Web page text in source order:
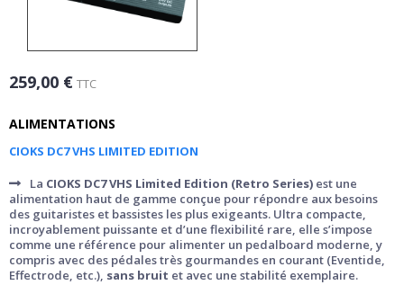
259,00 € TTC
ALIMENTATIONS
CIOKS DC7 VHS LIMITED EDITION
La CIOKS DC7 VHS Limited Edition (Retro Series) est une
alimentation haut de gamme conçue pour répondre aux besoins
des guitaristes et bassistes les plus exigeants. Ultra compacte,
incroyablement puissante et d’une flexibilité rare, elle s’impose
comme une référence pour alimenter un pedalboard moderne, y
compris avec des pédales très gourmandes en courant (Eventide,
Effectrode, etc.), sans bruit et avec une stabilité exemplaire.